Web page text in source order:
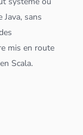
Java, sans
mis en route
Scala.